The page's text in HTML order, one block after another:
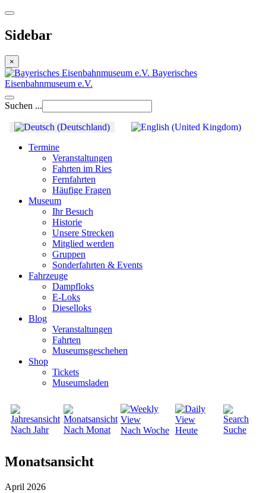
Sidebar
×
Bayerisches
Eisenbahnmuseum e.V.
Suchen ...
Termine
Veranstaltungen
Fahrten im Ries
Fernfahrten
Häufige Fragen
Museum
Ihr Besuch
Historie
Unsere Strecken
Mitglied werden
Gruppen
Sonderfahrten & Events
Fahrzeuge
Dampfloks
E-Loks
Dieselloks
Blog
Veranstaltungen
Fahrten
Museumsgeschehen
Shop
Tickets
Museumsladen
Nach Jahr Nach Monat Nach Woche Heute Suche
Monatsansicht
April 2026